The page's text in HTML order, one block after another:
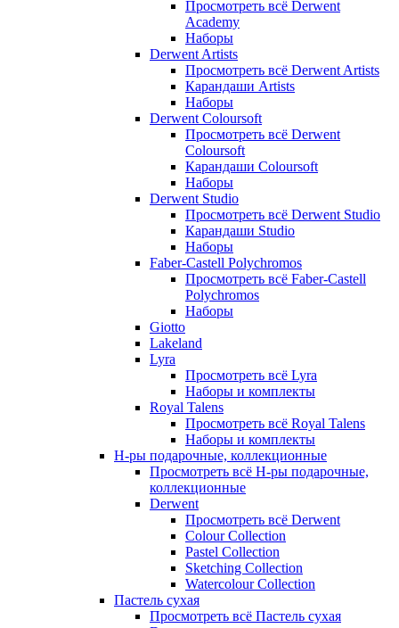
Просмотреть всё Derwent
Academy
Наборы
Derwent Artists
Просмотреть всё Derwent Artists
Карандаши Artists
Наборы
Derwent Coloursoft
Просмотреть всё Derwent
Coloursoft
Карандаши Coloursoft
Наборы
Derwent Studio
Просмотреть всё Derwent Studio
Карандаши Studio
Наборы
Faber-Castell Polychromos
Просмотреть всё Faber-Castell
Polychromos
Наборы
Giotto
Lakeland
Lyra
Просмотреть всё Lyra
Наборы и комплекты
Royal Talens
Просмотреть всё Royal Talens
Наборы и комплекты
Н-ры подарочные, коллекционные
Просмотреть всё Н-ры подарочные,
коллекционные
Derwent
Просмотреть всё Derwent
Colour Collection
Pastel Collection
Sketching Collection
Watercolour Collection
Пастель сухая
Просмотреть всё Пастель сухая